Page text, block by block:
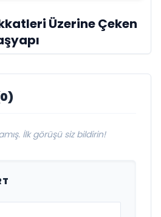
Üzerine Çeken
İlk görüşü siz bildirin!